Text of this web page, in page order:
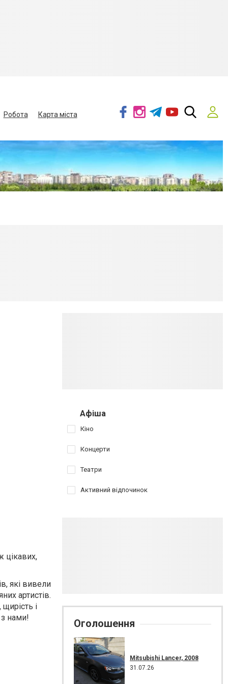
Робота Карта міста
цікавих,
які вивели
артистів.
і
нами!
Афіша
Кіно
Концерти
Театри
Активний відпочинок
Оголошення
Mitsubishi Lancer, 2008
31.07.26